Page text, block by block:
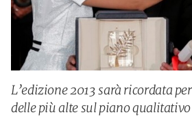
L’edizione 2013 sarà ricordata
delle più alte sul piano